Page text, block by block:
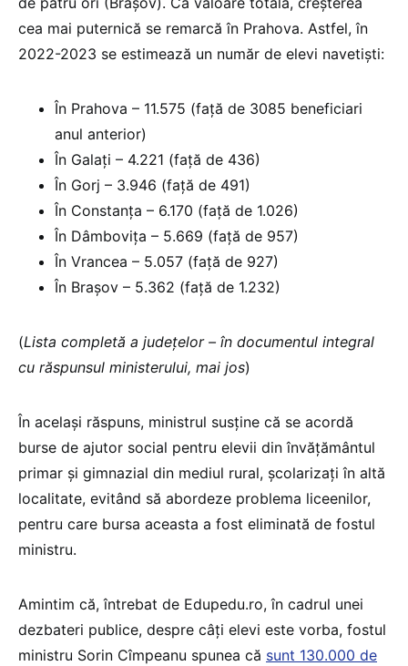
cea mai puternică se remarcă în Prahova. Astfel, în
2022-2023 se estimează un număr de elevi navetiști:
În Prahova – 11.575 (față de 3085 beneficiari
anul anterior)
În Galați – 4.221 (față de 436)
În Gorj – 3.946 (față de 491)
În Constanța – 6.170 (față de 1.026)
În Dâmbovița – 5.669 (față de 957)
În Vrancea – 5.057 (față de 927)
În Brașov – 5.362 (față de 1.232)
(Lista completă a județelor – în documentul integral
cu răspunsul ministerului, mai jos)
În același răspuns, ministrul susține că se acordă
burse de ajutor social pentru elevii din învățământul
primar și gimnazial din mediul rural, școlarizați în altă
localitate, evitând să abordeze problema liceenilor,
pentru care bursa aceasta a fost eliminată de fostul
ministru.
Amintim că, întrebat de Edupedu.ro, în cadrul unei
dezbateri publice, despre câți elevi este vorba, fostul
ministru Sorin Cîmpeanu spunea că sunt 130.000 de